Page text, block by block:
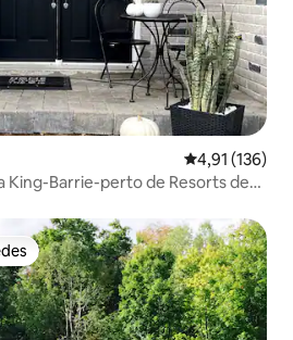
4,91 de uma
4,91 (136)
King-Barrie-perto de Resorts de
dos hóspedes